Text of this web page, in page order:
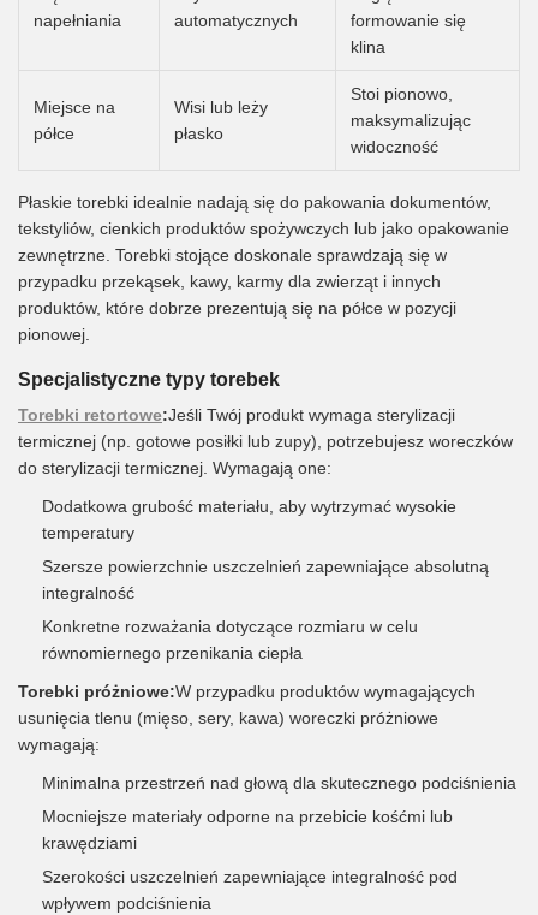
napełniania
automatycznych
formowanie się
klina
Miejsce na
półce
Wisi lub leży
płasko
Stoi pionowo,
maksymalizując
widoczność
Płaskie torebki idealnie nadają się do pakowania dokumentów,
tekstyliów, cienkich produktów spożywczych lub jako opakowanie
zewnętrzne. Torebki stojące doskonale sprawdzają się w
przypadku przekąsek, kawy, karmy dla zwierząt i innych
produktów, które dobrze prezentują się na półce w pozycji
pionowej.
Specjalistyczne typy torebek
Torebki retortowe:Jeśli Twój produkt wymaga sterylizacji
termicznej (np. gotowe posiłki lub zupy), potrzebujesz woreczków
do sterylizacji termicznej. Wymagają one:
Dodatkowa grubość materiału, aby wytrzymać wysokie
temperatury
Szersze powierzchnie uszczelnień zapewniające absolutną
integralność
Konkretne rozważania dotyczące rozmiaru w celu
równomiernego przenikania ciepła
Torebki próżniowe:W przypadku produktów wymagających
usunięcia tlenu (mięso, sery, kawa) woreczki próżniowe
wymagają:
Minimalna przestrzeń nad głową dla skutecznego podciśnienia
Mocniejsze materiały odporne na przebicie kośćmi lub
krawędziami
Szerokości uszczelnień zapewniające integralność pod
wpływem podciśnienia